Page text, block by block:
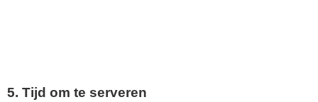
5. Tijd om te serveren